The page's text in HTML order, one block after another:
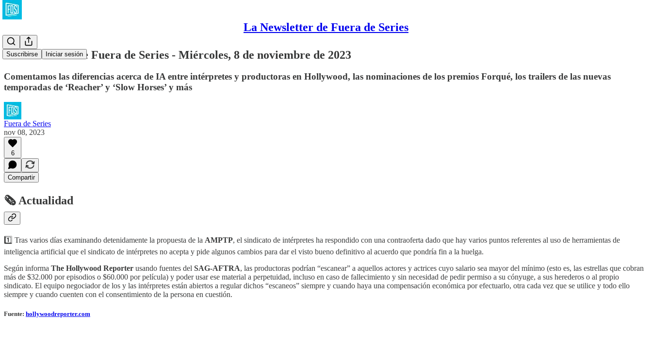
La Newsletter de Fuera de Series
Suscribirse Iniciar sesión
La Newsletter de Fuera de Series - Miércoles, 8 de noviembre de 2023
Comentamos las diferencias acerca de IA entre intérpretes y productoras en Hollywood, las nominaciones de los premios Forqué, los trailers de las nuevas
temporadas de ‘Reacher’ y ‘Slow Horses’ y más
Fuera de Series
nov 08, 2023
6
Compartir
🗞 Actualidad
1️⃣ Tras varios días examinando detenidamente la propuesta de la AMPTP, el sindicato de intérpretes ha respondido con una contraoferta dado que hay varios puntos referentes al uso de herramientas de
inteligencia artificial que el sindicato de intérpretes no acepta y pide algunos cambios para dar el visto bueno definitivo al acuerdo que pondría fin a la huelga.
Según informa The Hollywood Reporter usando fuentes del SAG-AFTRA, las productoras podrían “escanear” a aquellos actores y actrices cuyo salario sea mayor del mínimo (esto es, las estrellas que cobran
más de $32.000 por episodios o $60.000 por película) y poder usar ese material a perpetuidad, incluso en caso de fallecimiento y sin necesidad de pedir permiso a su cónyuge, a sus herederos o al propio
sindicato. El equipo negociador de los y las intérpretes están abiertos a regular dichos “escaneos” siempre y cuando haya una compensación económica por efectuarlo, otra cada vez que se utilice y todo ello
siempre y cuando cuenten con el consentimiento de la persona en cuestión.
Fuente: hollywoodreporter.com